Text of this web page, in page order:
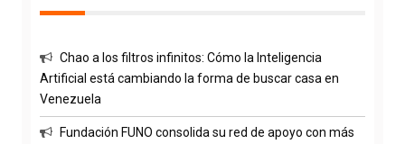
Chao a los filtros infinitos: Cómo la Inteligencia
Artificial está cambiando la forma de buscar casa en
Venezuela
Fundación FUNO consolida su red de apoyo con más